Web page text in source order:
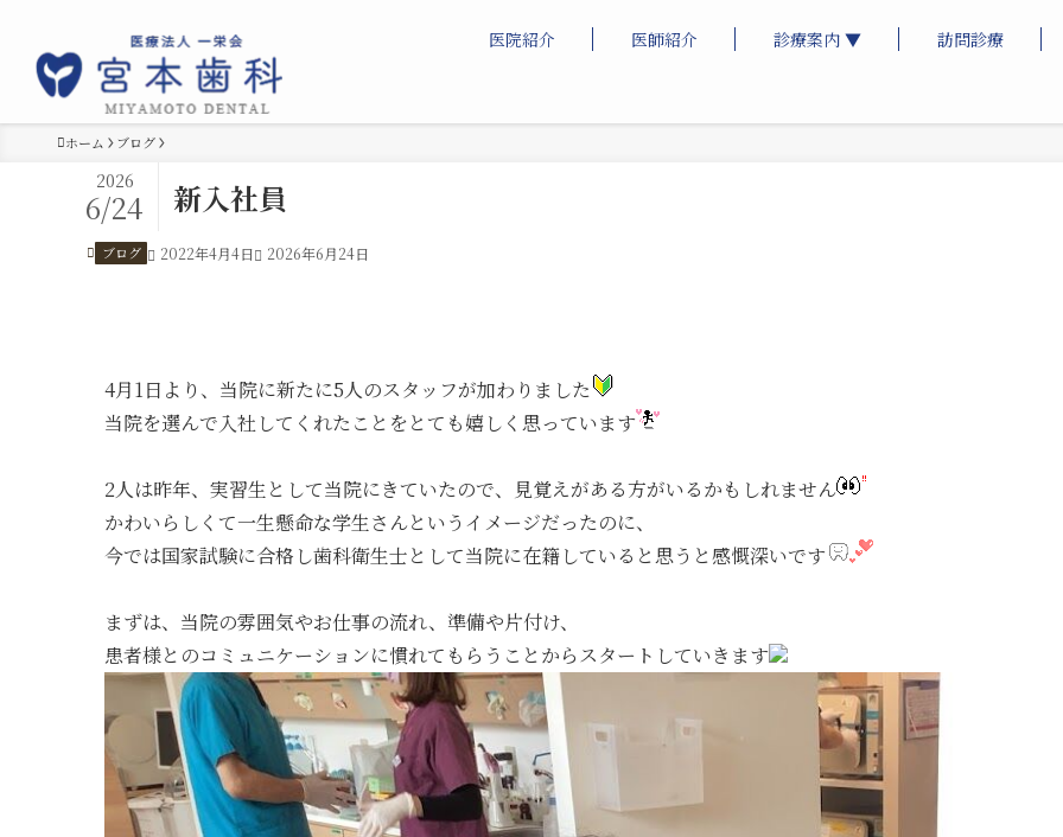
医院紹介 医師紹介 診療案内 ▼ 訪問診療
ホーム ブログ
新入社員
2026
6/24
ブログ 2022年4月4日 2026年6月24日
4月1日より、当院に新たに5人のスタッフが加わりました
当院を選んで入社してくれたことをとても嬉しく思っています
2人は昨年、実習生として当院にきていたので、見覚えがある方がいるかもしれません
かわいらしくて一生懸命な学生さんというイメージだったのに、
今では国家試験に合格し歯科衛生士として当院に在籍していると思うと感慨深いです
まずは、当院の雰囲気やお仕事の流れ、準備や片付け、
患者様とのコミュニケーションに慣れてもらうことからスタートしていきます